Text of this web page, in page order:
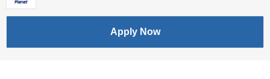
Apply Now